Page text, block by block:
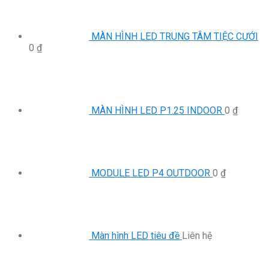
MÀN HÌNH LED TRUNG TÂM TIỆC CƯỚI
0 ₫
MÀN HÌNH LED P1.25 INDOOR 0 ₫
MODULE LED P4 OUTDOOR 0 ₫
Màn hình LED tiêu đề Liên hệ